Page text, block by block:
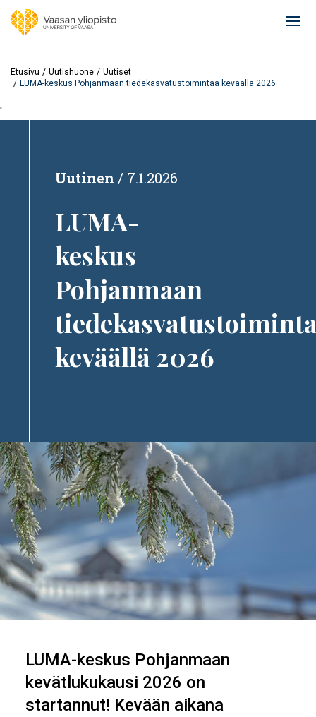
Etusivu Uutishuone
Uutiset
LUMA-keskus Pohjanmaan tiedekasvatustoimintaa keväällä 2026
'
Uutinen 7.1.2026
LUMA-
keskus
Pohjanmaan
keväällä 2026
Image
LUMA-keskus Pohjanmaan
kevätlukukausi 2026 on
startannut! Kevään aikana